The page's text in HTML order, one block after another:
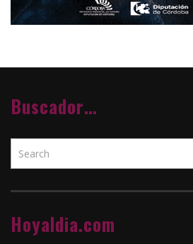
Buscador…
Hoyaldia.com